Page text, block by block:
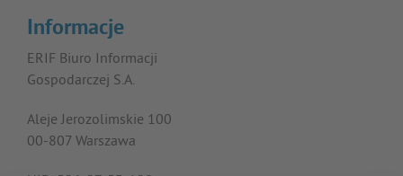
Informacje
ERIF Biuro Informacji
Gospodarczej S.A.
Aleje Jerozolimskie 100
00-807 Warszawa